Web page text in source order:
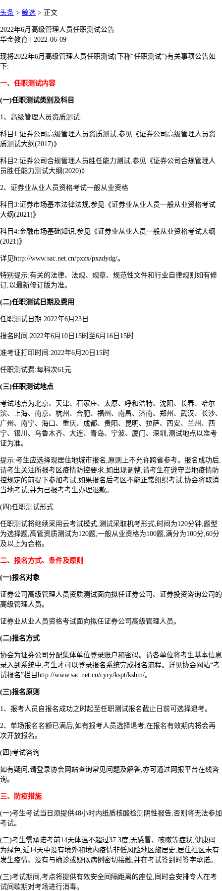
头条 > 鲸选 > 正文
2022年6月高级管理人员任职测试公告
华金教育
2022-06-09
现将2022年6月高级管理人员任职测试(下称“任职测试”)有关事项公告如
下:
一、任职测试内容
(一)任职测试类别及科目
1、高级管理人员资质测试:
科目1:证券公司高级管理人员资质测试,参见《证券公司高级管理人员资
质测试大纲(2017)》
科目2:证券公司合规管理人员胜任能力测试,参见《证券公司合规管理人
员胜任能力测试大纲(2020)》
2、证券业从业人员资格考试一般从业资格
科目3:证券市场基本法律法规,参见《证券业从业人员一般从业资格考试
大纲(2021)》
科目4:金融市场基础知识,参见《证券业从业人员一般从业资格考试大纲
(2021)》
详见http://www.sac.net.cn/pxzx/pxzdydg/。
特别提示:有关的法律、法规、规章、规范性文件和行业自律规则如有修
订,以最新修订版为准。
(二)任职测试日期及费用
任职测试日期:2022年6月23日
报名时间:2022年6月10日15时至6月16日15时
准考证打印时间:2022年6月20日15时
任职测试费:每科次61元
(三)任职测试地点
考试地点为北京、天津、石家庄、太原、呼和浩特、沈阳、长春、哈尔
滨、上海、南京、杭州、合肥、福州、南昌、济南、郑州、武汉、长沙、
广州、南宁、海口、重庆、成都、贵阳、昆明、拉萨、西安、兰州、西
宁、银川、乌鲁木齐、大连、青岛、宁波、厦门、深圳,测试地点以准考
证为准。
提示:考生应选择现居住地城市报名,原则上不允许跨省参考。报名成功后,
请考生关注所报考区疫情防控要求,如出现调整,请考生在遵守当地疫情防
控规定的前提下参加考试;如果报名后考区不能正常组织考试,协会将取消
当地考试,并为已报考考生办理退款。
(四)任职测试形式
任职测试将继续采用云考试模式,测试采取机考形式,时间为120分钟,题型
为选择题,高管资质测试为120题,一般从业资格为100题,满分为100分,60分
及以上为合格。
二、报名方式、条件及原则
(一)报名对象
证券公司高级管理人员资质测试面向拟任证券公司、证券投资咨询公司的
高级管理人员。
证券业从业人员资格考试面向拟任证券公司高级管理人员。
(二)报名方式
协会为证券公司分配集体单位登录账户和密码。请各单位将考生基本信息
录入到系统中,考生才可以登录报名系统完成报名流程。详见协会网站“考
试报名”栏目http://www.sac.net.cn/cyry/kspt/ksbm/。
(三)报名原则
1、报考人员自报名成功之时起至任职测试报名截止日前可选择退考。
2、单场报名名额已满后,如有报考人员选择退考,在报名有效期内将会再
次开放报名。
(四)考试咨询
如有疑问,请登录协会网站查询常见问题及解答,亦可通过网报平台在线咨
询。
三、防疫措施
(一)考生考试当日须提供48小时内纸质核酸检测阴性报告,否则将无法参加
考试。
(二)考生需承诺考前14天体温不超过37.3度,无感冒、咳嗽等症状,健康码
为绿色,近14天中没有境外和境内疫情非低风险地区旅居史,居住社区未有
发生疫情、没有与确诊或疑似病例密切接触,并在考试签到时签字承诺。
(三)考试期间,考点将提供有效安全间隔距离的座位,同时会安排专人在考
试间歇期对考场进行消毒。